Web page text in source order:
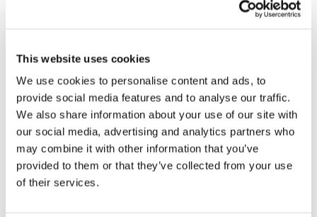
This website uses cookies
We use cookies to personalise content and ads, to
provide social media features and to analyse our traffic.
We also share information about your use of our site with
our social media, advertising and analytics partners who
may combine it with other information that you’ve
provided to them or that they’ve collected from your use
of their services.
Sharing with Africa
Durata:Da dicembre 2011 a maggio 2013 (fase 1).
Da giugno 2013 a maggio 2014 (fase 2).
Parole-chiave:Giovani, fraternità, Africa